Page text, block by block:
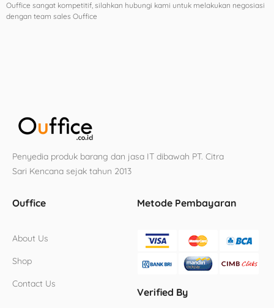
Ouffice sangat kompetitif, silahkan hubungi kami untuk melakukan negosiasi
dengan team sales Ouffice
Penyedia produk barang dan jasa IT dibawah PT. Citra
Sari Kencana sejak tahun 2013
Ouffice
About Us
Shop
Contact Us
Metode Pembayaran
Verified By